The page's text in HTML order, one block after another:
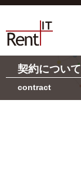
契約について
contract